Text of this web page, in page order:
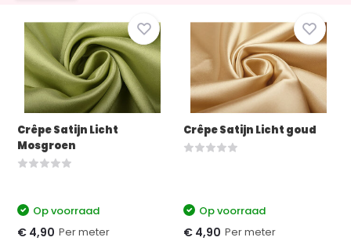
Crêpe Satijn Licht
Mosgroen
Op voorraad
€ 4,90 Per meter
Crêpe Satijn Licht goud
Op voorraad
€ 4,90 Per meter